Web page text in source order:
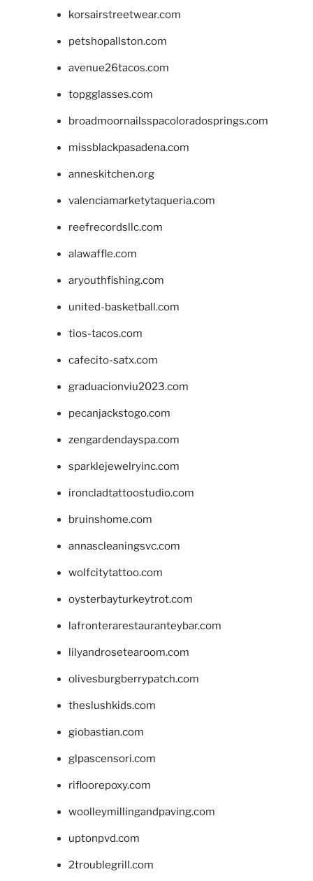
korsairstreetwear.com
petshopallston.com
avenue26tacos.com
topgglasses.com
broadmoornailsspacoloradosprings.com
missblackpasadena.com
anneskitchen.org
valenciamarketytaqueria.com
reefrecordsllc.com
alawaffle.com
aryouthfishing.com
united-basketball.com
tios-tacos.com
cafecito-satx.com
graduacionviu2023.com
pecanjackstogo.com
zengardendayspa.com
sparklejewelryinc.com
ironcladtattoostudio.com
bruinshome.com
annascleaningsvc.com
wolfcitytattoo.com
oysterbayturkeytrot.com
lafronterarestauranteybar.com
lilyandrosetearoom.com
olivesburgberrypatch.com
theslushkids.com
giobastian.com
glpascensori.com
rifloorepoxy.com
woolleymillingandpaving.com
uptonpvd.com
2troublegrill.com